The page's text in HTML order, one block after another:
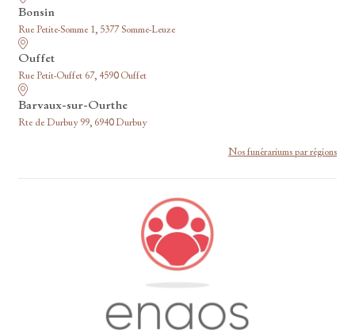
Bonsin
Rue Petite-Somme 1, 5377 Somme-Leuze
Ouffet
Rue Petit-Ouffet 67, 4590 Ouffet
Barvaux-sur-Ourthe
Rte de Durbuy 99, 6940 Durbuy
Nos funérariums par régions